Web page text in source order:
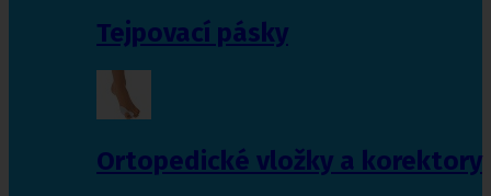
Tejpovací pásky
Ortopedické vložky a korektory